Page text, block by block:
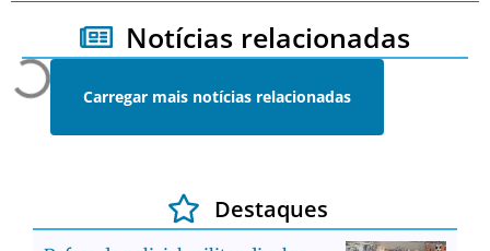
Notícias relacionadas
Carregar mais notícias relacionadas
Destaques